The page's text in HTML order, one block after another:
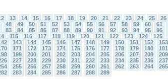
13 14 15 16 17 18 19 20 21 22 23 24 25 26
48 49 50 51 52 53 54 55 56 57 58 59 60 61
83 84 85 86 87 88 89 90 91 92 93 94 95 96
115 116 117 118 119 120 121 122 123 124 125
143 144 145 146 147 148 149 150 151 152 153
171 172 173 174 175 176 177 178 179 180 181
199 200 201 202 203 204 205 206 207 208 209
227 228 229 230 231 232 233 234 235 236 237
255 256 257 258 259 260 261 262 263 264 265
283 284 285 286 287 288 289